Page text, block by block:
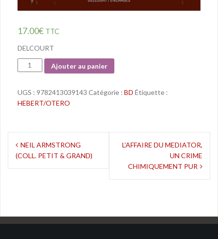
17.00€ TTC
DELCOURT
Quantité
Ajouter au panier
UGS : 9782413039143 Catégorie : BD Étiquette :
HEBERT/OTERO
Navigation
de
NEIL ARMSTRONG
(COLL. PETIT & GRAND)
L’AFFAIRE DU MEDIATOR,
UN CRIME
CHIMIQUEMENT PUR